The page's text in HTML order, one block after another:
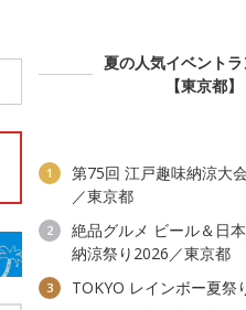
夏の人気イベント
【東京都】
1
第75回 江戸趣味納涼大
／東京都
2
絶品グルメ ビール＆日
納涼祭り2026／東京都
3 TOKYO レインボー夏祭